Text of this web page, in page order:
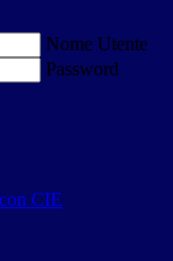
Nome Utente
Password
CIE